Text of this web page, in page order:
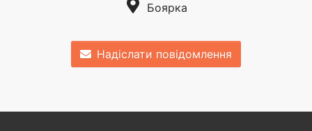
Боярка
Надіслати повідомлення